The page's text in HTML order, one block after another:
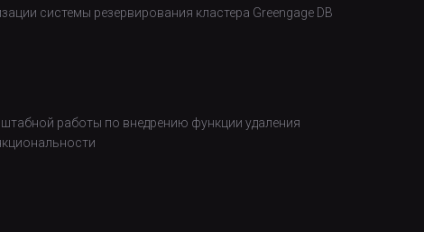
системы резервирования кластера Greengage DB
работы по внедрению функции удаления